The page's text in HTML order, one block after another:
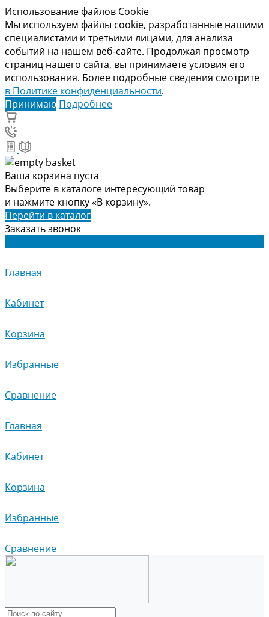
Использование файлов Cookie
Мы используем файлы cookie, разработанные нашими
специалистами и третьими лицами, для анализа
событий на нашем веб-сайте. Продолжая просмотр
страниц нашего сайта, вы принимаете условия его
использования. Более подробные сведения смотрите
в Политике конфиденциальности.
Принимаю Подробнее
Ваша корзина пуста
Выберите в каталоге интересующий товар
и нажмите кнопку «В корзину».
Перейти в каталог
Заказать звонок
Главная
Кабинет
Корзина
Избранные
Сравнение
Главная
Кабинет
Корзина
Избранные
Сравнение